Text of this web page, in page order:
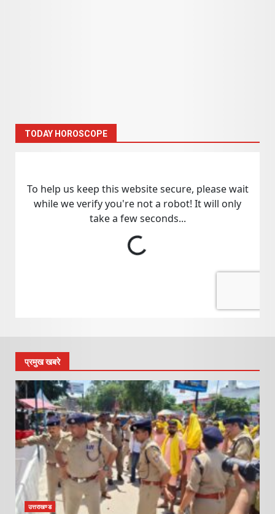
TODAY HOROSCOPE
प्रमुख खबरे
उत्तराखण्ड